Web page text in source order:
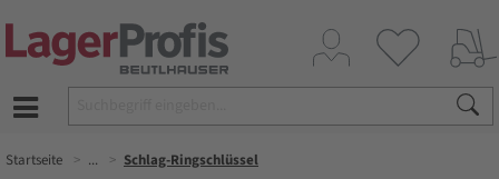
Startseite ... Schlag-Ringschlüssel